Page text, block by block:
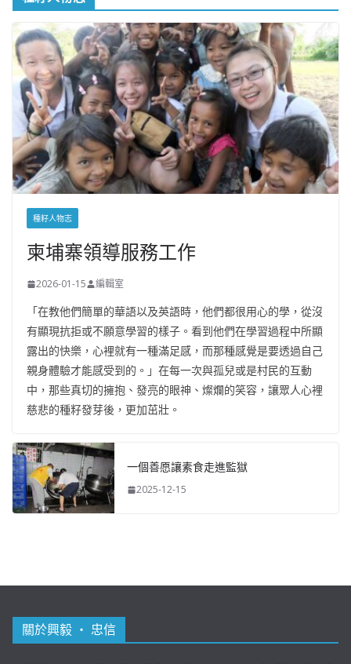
種籽人物志
柬埔寨領導服務工作
2026-01-15 編輯室
「在教他們簡單的華語以及英語時，他們都很用心的學，從沒
有顯現抗拒或不願意學習的樣子。看到他們在學習過程中所顯
露出的快樂，心裡就有一種滿足感，而那種感覺是要透過自己
親身體驗才能感受到的。」在每一次與孤兒或是村民的互動
中，那些真切的擁抱、發亮的眼神、燦爛的笑容，讓眾人心裡
慈悲的種籽發芽後，更加茁壯。
一個善愿讓素食走進監獄
2025-12-15
關於興毅 ‧ 忠信